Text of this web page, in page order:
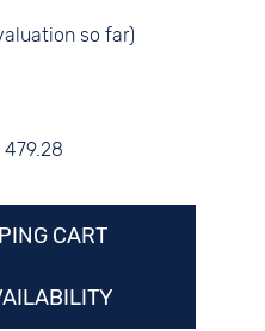
so far)
479.28
CART